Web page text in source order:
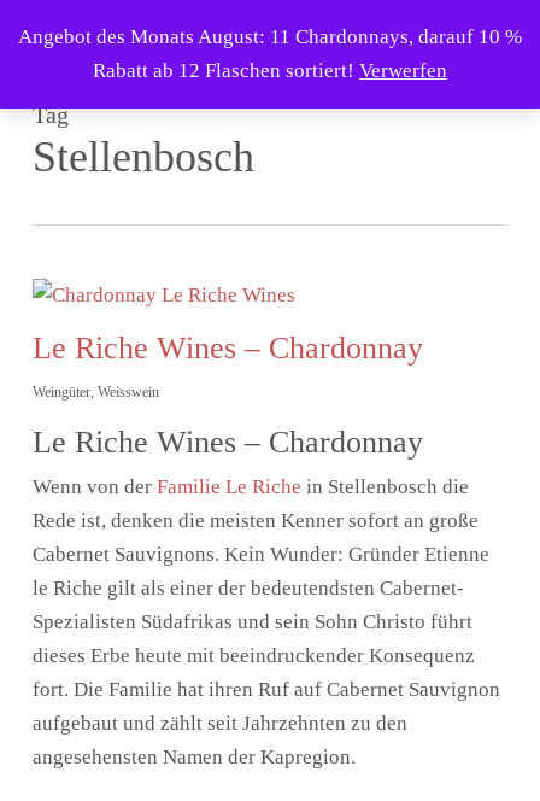
Angebot des Monats August: 11 Chardonnays, darauf 10 %
Rabatt ab 12 Flaschen sortiert! Verwerfen
content
search
Tag
Stellenbosch
Le Riche Wines – Chardonnay
Weingüter, Weisswein
Le Riche Wines – Chardonnay
Wenn von der Familie Le Riche in Stellenbosch die
Rede ist, denken die meisten Kenner sofort an große
Cabernet Sauvignons. Kein Wunder: Gründer Etienne
le Riche gilt als einer der bedeutendsten Cabernet-
Spezialisten Südafrikas und sein Sohn Christo führt
dieses Erbe heute mit beeindruckender Konsequenz
fort. Die Familie hat ihren Ruf auf Cabernet Sauvignon
aufgebaut und zählt seit Jahrzehnten zu den
angesehensten Namen der Kapregion.